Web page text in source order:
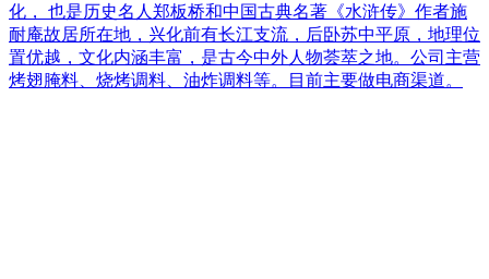
化， 也是历史名人郑板桥和中国古典名著《水浒传》作者施
耐庵故居所在地，兴化前有长江支流，后卧苏中平原，地理位
置优越，文化内涵丰富，是古今中外人物荟萃之地。公司主营
烤翅腌料、烧烤调料、油炸调料等。目前主要做电商渠道。